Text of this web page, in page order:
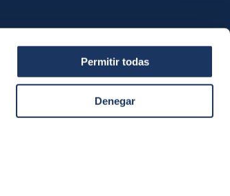
Permitir todas
Denegar